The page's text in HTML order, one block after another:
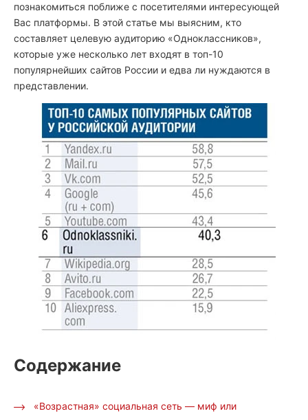
познакомиться поближе с посетителями интересующей
Вас платформы. В этой статье мы выясним, кто
составляет целевую аудиторию «Одноклассников»,
которые уже несколько лет входят в топ-10
популярнейших сайтов России и едва ли нуждаются в
представлении.
Содержание
«Возрастная» социальная сеть — миф или